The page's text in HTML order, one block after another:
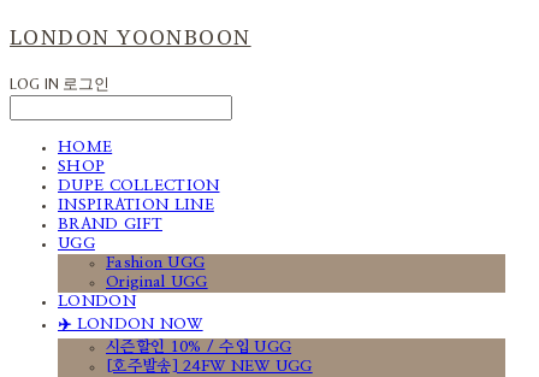
LONDON YOONBOON
LOG IN 로그인
HOME
SHOP
DUPE COLLECTION
INSPIRATION LINE
BRAND GIFT
UGG
Fashion UGG
Original UGG
LONDON
✈️ LONDON NOW
시즌할인 10% / 수입 UGG
[호주발송] 24FW NEW UGG